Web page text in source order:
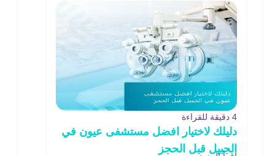
4 دقيقة للقراءة
دليلك لاختيار افضل مستشفى عيون في
الجبيل قبل الحجز